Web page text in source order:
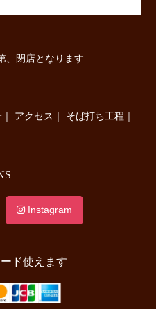
、閉店となります
｜ アクセス ｜ そば打ち工程 ｜
Instagram
ド使えます